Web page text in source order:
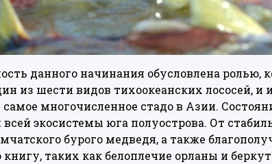
данного начинания обусловлена ролью,
из шести видов тихоокеанских лососей,
самое многочисленное стадо в Азии.
экосистемы юга полуострова. От
бурого медведя, а также
таких как белоплечие орланы и